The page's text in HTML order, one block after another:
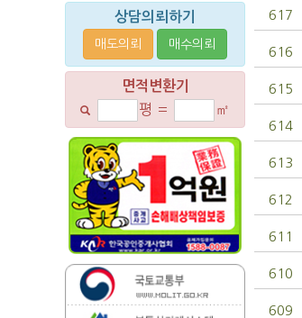
상담의뢰하기
매도의뢰 매수의뢰
면적변환기
평 = ㎡
617
616
615
614
613
612
611
610
609